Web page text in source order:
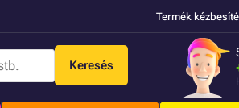
Termék
Keresés